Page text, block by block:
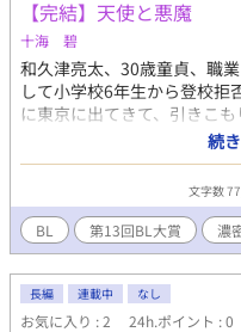
とかけ離れた表現もあると
いみるのときはなかろう』も
読みでなくても楽しんでいた
【完結】天使と悪魔
十海 碧
和久津亮太、30歳童貞、職
して小学校6年生から登校拒
に東京に出てきて、引きこ
ューする。20歳の時に、漫
の桜井律に出会い一目ぼれ
のようだった。律は亮太の
ーパーに住み込みで就職す
った。亮太の兄のはからいで
ーとなる。 第1章 攻め視点
るまで 第2章 受け視点で
殺、男女の絡みの記載があ
交互に 濃密BLタグをつけさ
続
文字数
BL 第13回BL大賞 濃
長編 連載中 なし
お気に入り : 2 24h.ポイント : 0